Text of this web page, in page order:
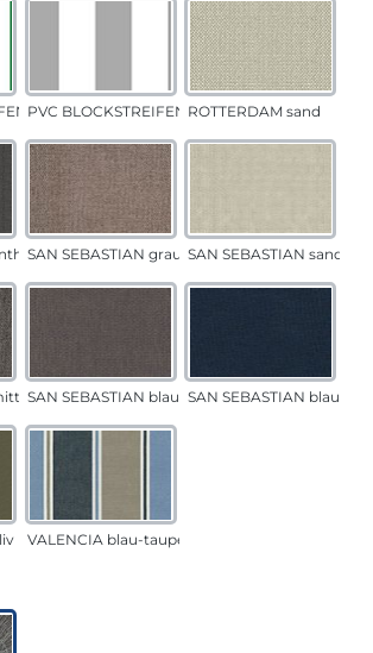
grün
PVC BLOCKSTREIFEN grauROTTERDAM sand
SAN SEBASTIAN grau-sandSAN SEBASTIAN sand
SAN SEBASTIAN blau-sandSAN SEBASTIAN blau
VALENCIA blau-taupe